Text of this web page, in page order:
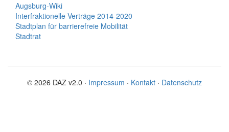
Augsburg-Wiki
Interfraktionelle Verträge 2014-2020
Stadtplan für barrierefreie Mobilität
Stadtrat
© 2026 DAZ v2.0 · Impressum · Kontakt · Datenschutz